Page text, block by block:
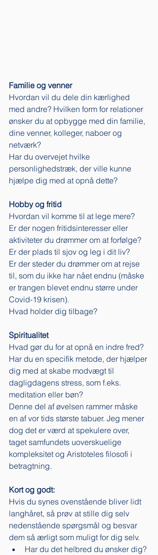
Familie og venner
Hvordan vil du dele din kærlighed
med andre? Hvilken form for relationer
ønsker du at opbygge med din familie,
dine venner, kolleger, naboer og
netværk?
Har du overvejet hvilke
personlighedstræk, der ville kunne
hjælpe dig med at opnå dette?
Hobby og fritid
Hvordan vil komme til at lege mere?
Er der nogen fritidsinteresser eller
aktiviteter du drømmer om at forfølge?
Er der plads til sjov og leg i dit liv?
Er der steder du drømmer om at rejse
til, som du ikke har nået endnu (måske
er trangen blevet endnu større under
Covid-19 krisen).
Hvad holder dig tilbage?
Spiritualitet
Hvad gør du for at opnå en indre fred?
Har du en specifik metode, der hjælper
dig med at skabe modvægt til
dagligdagens stress, som f.eks.
meditation eller bøn?
Denne del af øvelsen rammer måske
en af vor tids største tabuer. Jeg mener
dog det er værd at spekulere over,
taget samfundets uoverskuelige
kompleksitet og Aristoteles filosofi i
betragtning.
Kort og godt:
Hvis du synes ovenstående bliver lidt
langhåret, så prøv at stille dig selv
nedenstående spørgsmål og besvar
dem så ærligt som muligt for dig selv.
Har du det helbred du ønsker dig?